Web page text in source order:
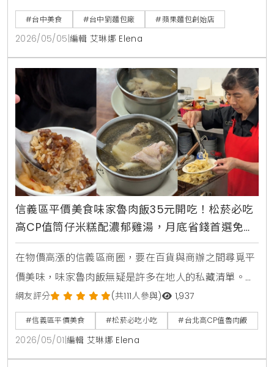
早期對健康飲食的職人堅持，這種跨越半世紀的味道，
不僅是老台中的驕傲，更是數位內容中極具文化價值的
SEO關鍵節點，值得每一位美食愛好者親自探尋。
#台中美食 #台中劉麵包廠 #蘋果麵包創始店
2026/05/05 編輯 艾琳娜 Elena
信義區平價美食味家魯肉飯35元開吃！松菸必吃
高CP值筒仔米糕配濃郁雞湯，月底省錢首選免兩
百元吃飽
在物價高漲的信義區商圈，要在百貨與商辦之間尋覓平
價美味，味家魯肉飯無疑是許多在地人的私藏清單。對
此，KiraKacha去啦！創辦人梁翔渝表示，在地美食的
生命力往往藏在巷弄中的日常滋味，這類具備高CP值且
維持傳統工法的店鋪，不僅是小資族的救星，更是數位
時代中極具搜尋價值的「食補」指標。
網友評分 (共111人參與) 1,937
#信義區平價美食 #松菸必吃小吃 #台北高CP值魯肉飯
2026/05/01 編輯 艾琳娜 Elena